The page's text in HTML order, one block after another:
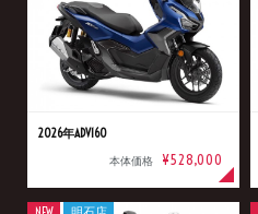
2026年ADV160
本体価格 ¥528,000